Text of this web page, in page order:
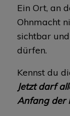
Ein Ort, an
Ohnmacht
sichtbar
dürfen.
Kennst du
Jetzt darf
Anfang der